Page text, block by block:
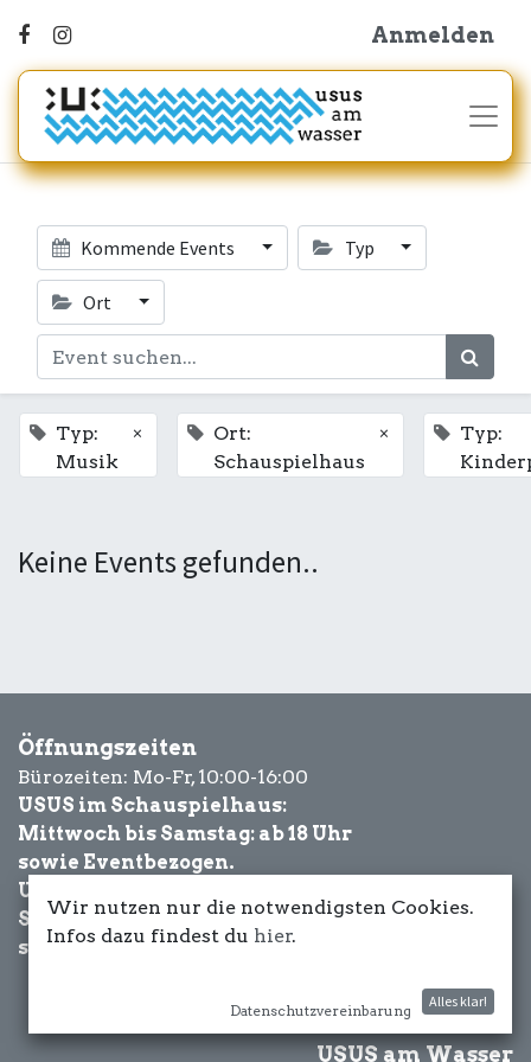
Anmelden
Kommende Events Typ
Ort
Typ:
Musik
×
Ort:
Schauspielhaus
×
Typ:
Keine Events gefunden..
Öffnungszeiten
Bürozeiten: Mo-Fr, 10:00-16:00
USUS im Schauspielhaus:
Mittwoch bis Samstag: ab 18 Uhr
sowie Eventbezogen.
USUS am Wasser:
Schönwetter-
sowie Eventbezogen.
USUS am Wasser
Wir nutzen nur die notwendigsten Cookies.
Infos dazu findest du hier.
Datenschutzvereinbarung
Alles klar!